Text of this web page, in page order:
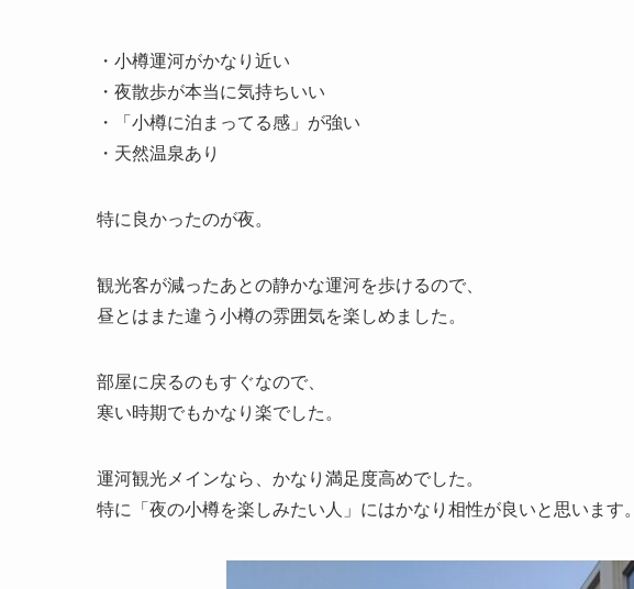
・小樽運河がかなり近い
・夜散歩が本当に気持ちいい
・「小樽に泊まってる感」が強い
・天然温泉あり
特に良かったのが夜。
観光客が減ったあとの静かな運河を歩けるので、
昼とはまた違う小樽の雰囲気を楽しめました。
部屋に戻るのもすぐなので、
寒い時期でもかなり楽でした。
運河観光メインなら、かなり満足度高めでした。
特に「夜の小樽を楽しみたい人」にはかなり相性が良いと思います。